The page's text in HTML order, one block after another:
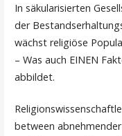
In säkularisierten
der
wächst religiöse
– Was auch EINEN
abbildet.
between